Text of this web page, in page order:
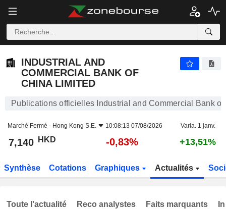
INDUSTRIAL AND
COMMERCIAL BANK OF
CHINA LIMITED
Publications officielles Industrial and Commercial Bank
Marché Fermé - Hong Kong S.E. 10:08:13 07/08/2026 Varia. 1 janv.
7,140 HKD -0,83% +13,51%
Synthèse Cotations Graphiques Actualités
Toute l'actualité Reco analystes Faits marquants